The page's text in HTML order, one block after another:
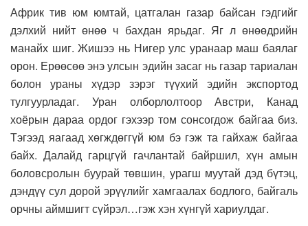
Африк тив юм юмтай, цатгалан газар байсан гэдгийг
дэлхий нийт өнөө ч бахдан ярьдаг. Яг л өнөөдрийн
манайх шиг. Жишээ нь Нигер улс уранаар маш баялаг
орон. Ерөөсөө энэ улсын эдийн засаг нь газар тариалан
болон ураны хүдэр зэрэг түүхий эдийн экспортод
тулгуурладаг. Уран олборлолтоор Австри, Канад
хоёрын дараа ордог гэхээр том сонсогдож байгаа биз.
Тэгээд яагаад хөгждөггүй юм бэ гэж та гайхаж байгаа
байх. Далайд гарцгүй гачлантай байршил, хүн амын
боловсролын буурай төвшин, урагш муутай дэд бүтэц,
дэндүү сул дорой эрүүлийг хамгаалах бодлого, байгаль
орчны аймшигт сүйрэл…гэж хэн хүнгүй хариулдаг.